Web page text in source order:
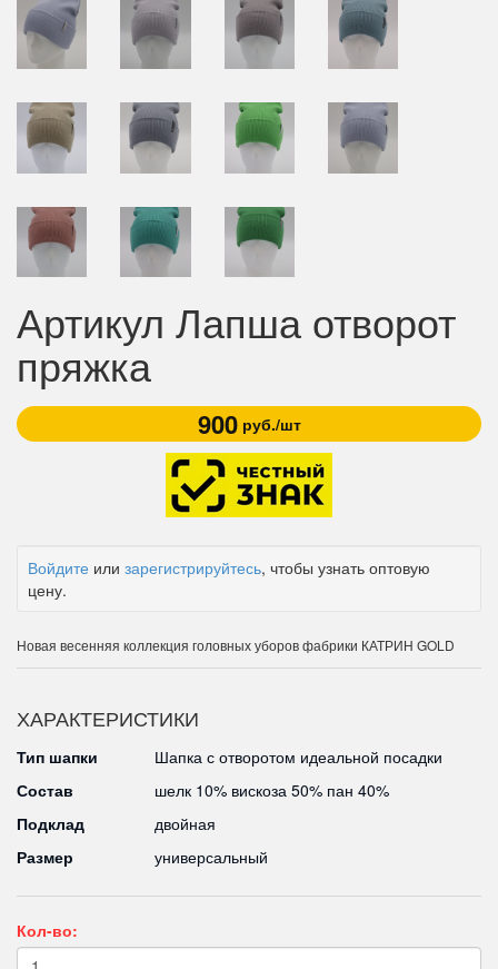
Артикул Лапша отворот
пряжка
900руб./шт
Войдите или зарегистрируйтесь, чтобы узнать оптовую
цену.
Новая весенняя коллекция головных уборов фабрики КАТРИН GOLD
ХАРАКТЕРИСТИКИ
Тип шапки
Шапка с отворотом идеальной посадки
Состав
шелк 10% вискоза 50% пан 40%
Подклад
двойная
Размер
универсальный
Кол-во: